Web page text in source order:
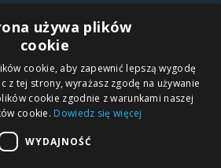
Copyright © 2012-2026
Sklep internetowy
iPICASSO.PL
Malowanie po
numerach – zbliż
się do świata sztuki!
używa plików
cookie
cookie, aby zapewnić lepszą wygodę
z tej strony, wyrażasz zgodę na używanie
cookie zgodnie z warunkami naszej
cookie. Dowiedz się więcej
WYDAJNOŚĆ